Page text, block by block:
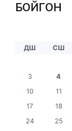
БОЙГОНӢ
ДШ СШ
3
4
10
11
17
18
24
25